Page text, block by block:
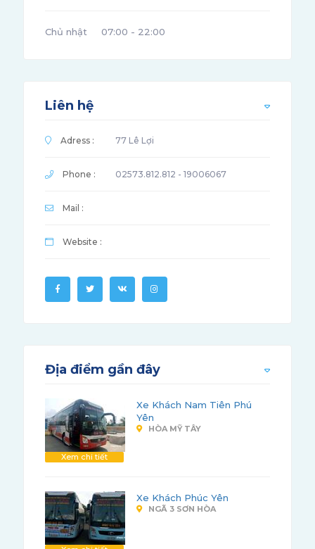
Chủ nhật 07:00 - 22:00
Liên hệ
Adress : 77 Lê Lợi
Phone : 02573.812.812 - 19006067
Mail :
Website :
Địa điểm gần đây
Xem chi tiết
Xe Khách Nam Tiên Phú
Yên
HÒA MỸ TÂY
Xe Khách Phúc Yên
NGÃ 3 SƠN HÒA